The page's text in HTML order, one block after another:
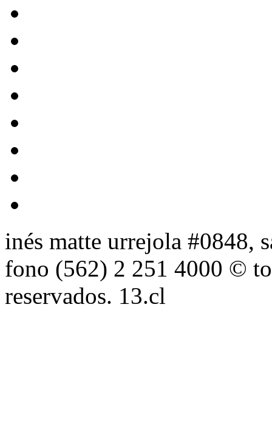
inés matte urrejola #0848,
fono (562) 2 251 4000 ©
reservados. 13.cl